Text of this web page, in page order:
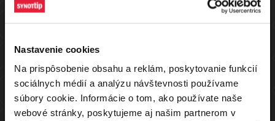
Nastavenie cookies
Na prispôsobenie obsahu a reklám, poskytovanie funkcií
sociálnych médií a analýzu návštevnosti používame
súbory cookie. Informácie o tom, ako používate naše
webové stránky, poskytujeme aj našim partnerom v
Min/max. hráčov:
6 / 500
Vyplatených miest:
Status turnaja:
Ukončený
Ukončenie turnaja:
06.06.2026 23:21